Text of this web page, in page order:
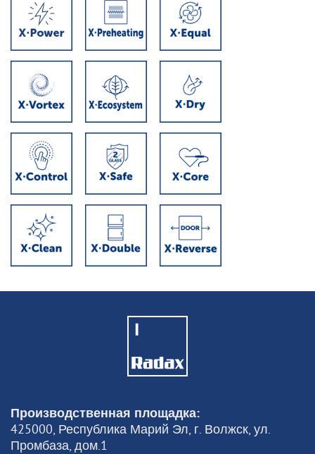
Производственная площадка:
425000, Республика Марий Эл, г. Волжск, ул.
Промбаза, дом.1